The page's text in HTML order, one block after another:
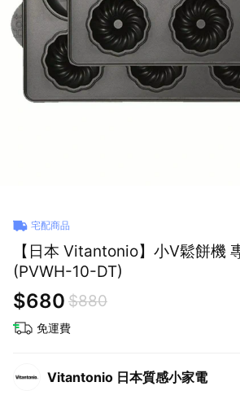
宅配商品
【日本 Vitantonio】小V鬆餅機
(PVWH-10-DT)
$680 $880
免運費
Vitantonio 日本質感小家電